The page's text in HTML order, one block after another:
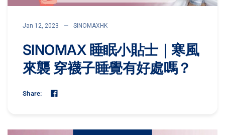
Jan 12, 2023 SINOMAXHK
SINOMAX 睡眠小貼士｜寒風
來襲 穿襪子睡覺有好處嗎？
Share: